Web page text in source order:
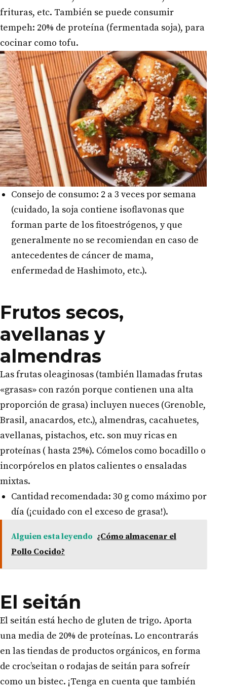
frituras, etc. También se puede consumir
tempeh: 20% de proteína (fermentada soja), para
cocinar como tofu.
Consejo de consumo: 2 a 3 veces por semana
(cuidado, la soja contiene isoflavonas que
forman parte de los fitoestrógenos, y que
generalmente no se recomiendan en caso de
antecedentes de cáncer de mama,
enfermedad de Hashimoto, etc.).
Frutos secos,
avellanas y
almendras
Las frutas oleaginosas (también llamadas frutas
«grasas» con razón porque contienen una alta
proporción de grasa) incluyen nueces (Grenoble,
Brasil, anacardos, etc.), almendras, cacahuetes,
avellanas, pistachos, etc. son muy ricas en
proteínas ( hasta 25%). Cómelos como bocadillo o
incorpórelos en platos calientes o ensaladas
mixtas.
Cantidad recomendada: 30 g como máximo por
día (¡cuidado con el exceso de grasa!).
Alguien esta leyendo ¿Cómo almacenar el
Pollo Cocido?
El seitán
El seitán está hecho de gluten de trigo. Aporta
una media de 20% de proteínas. Lo encontrarás
en las tiendas de productos orgánicos, en forma
de croc’seitan o rodajas de seitán para sofreír
como un bistec. ¡Tenga en cuenta que también